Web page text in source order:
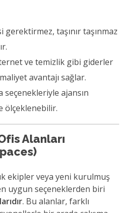
gerektirmez, taşınır taşınmaz
ve temizlik gibi giderler
avantajı sağlar.
seçenekleriyle ajansın
ölçeklenebilir.
Alanları
ekipler veya yeni kurulmuş
uygun seçeneklerden biri
. Bu alanlar, farklı